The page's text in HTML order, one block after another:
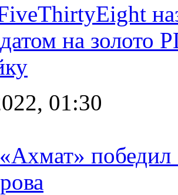
на
01:30
победил